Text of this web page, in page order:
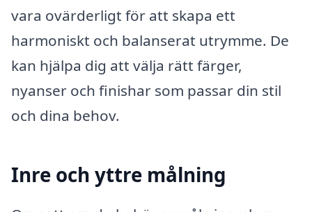
vara ovärderligt för att skapa ett
harmoniskt och balanserat utrymme. De
kan hjälpa dig att välja rätt färger,
nyanser och finishar som passar din stil
och dina behov.
Inre och yttre målning